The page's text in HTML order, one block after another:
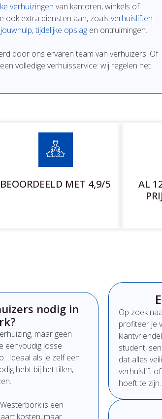
verhuizingen van kantoren,winkels of
ookextra diensten aan, zoals verhuisliften
,tijdelijke opslag en ontruimingen.
door ons ervaren team van verhuizers. Of
een volledige verhuisservice: wij regelen het
BEOORDEELD MET 4,9/5
AL
nodig in
maar geen
eenvoudig losse
.Ideaal als je zelfeen
hebt bij hettillen,
is een
kosten, maar
Op zoek
profiteer je
student,
dat alles
verhuislift of
hoeftte zijn.